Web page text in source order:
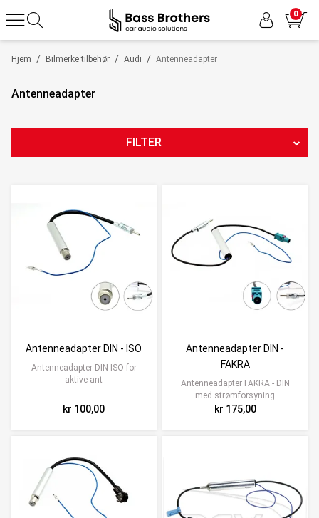
0
/
Hjem /
Bilmerke tilbehør /
Audi Antenneadapter
Antenneadapter
FILTER
Antenneadapter DIN - ISO
Antenneadapter DIN-ISO for
aktive ant
kr 100,00
Antenneadapter DIN -
FAKRA
Antenneadapter FAKRA - DIN
med strømforsyning
kr 175,00